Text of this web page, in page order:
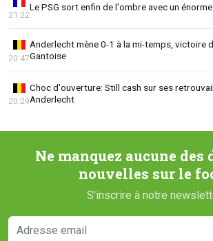
Le PSG sort enfin de l'ombre avec un
21:22
Anderlecht mène 0-1 à la mi-temps, victoire
Gantoise
20:47
Choc d'ouverture: Still cash sur ses
Anderlecht
20:29
Ne manquez aucune des
nouvelles sur le
S'inscrire à notre